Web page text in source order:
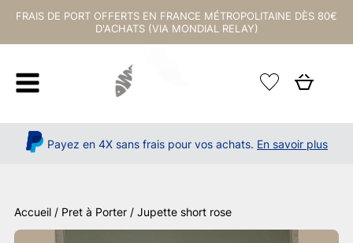
FRAIS DE PORT OFFERTS EN FRANCE MÉTROPOLITAINE DÈS 80€
D'ACHATS (VIA MONDIAL RELAY)
Payez en 4X sans frais pour vos achats. En savoir plus
Accueil / Pret à Porter / Jupette short rose